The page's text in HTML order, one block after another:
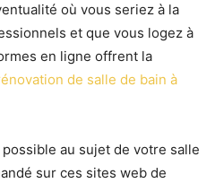
où vous seriez à la
et que vous logez à
en ligne offrent la
de salle de bain à
au sujet de votre salle
sur ces sites web de